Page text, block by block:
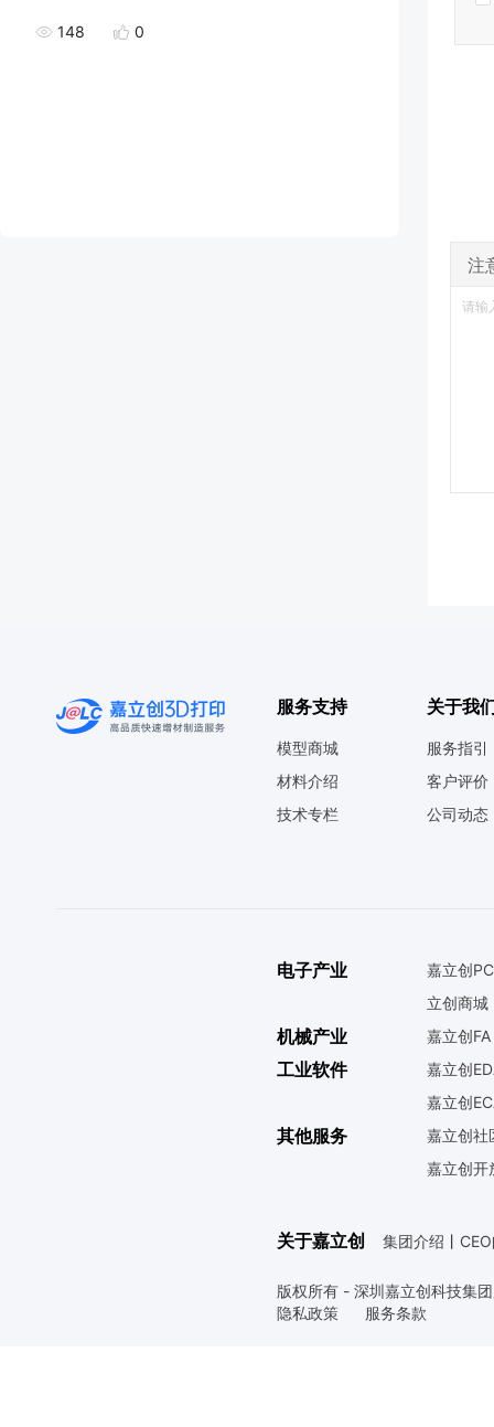
148 0
注
服务支持
模型商城
材料介绍
技术专栏
关于我
服务指引
客户评价
公司动态
电子产业
嘉立创
立创商城
机械产业 嘉立创FA
工业软件
嘉立创
嘉立创
其他服务
嘉立创社
嘉立创开
关于嘉立创 集团介绍 丨
版权所有 - 深圳嘉立创科技集
隐私政策
服务条款